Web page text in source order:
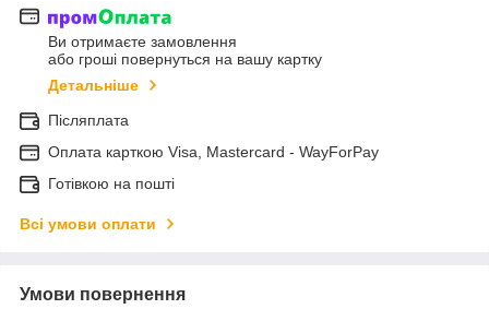
Ви отримаєте замовлення
або гроші повернуться на вашу картку
Детальніше
Післяплата
Оплата карткою Visa, Mastercard - WayForPay
Готівкою на пошті
Всі умови оплати
Умови повернення